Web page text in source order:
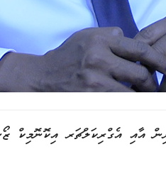
އާއި އެގްރިކަލްޗަރ އިކޮނޮމިކް